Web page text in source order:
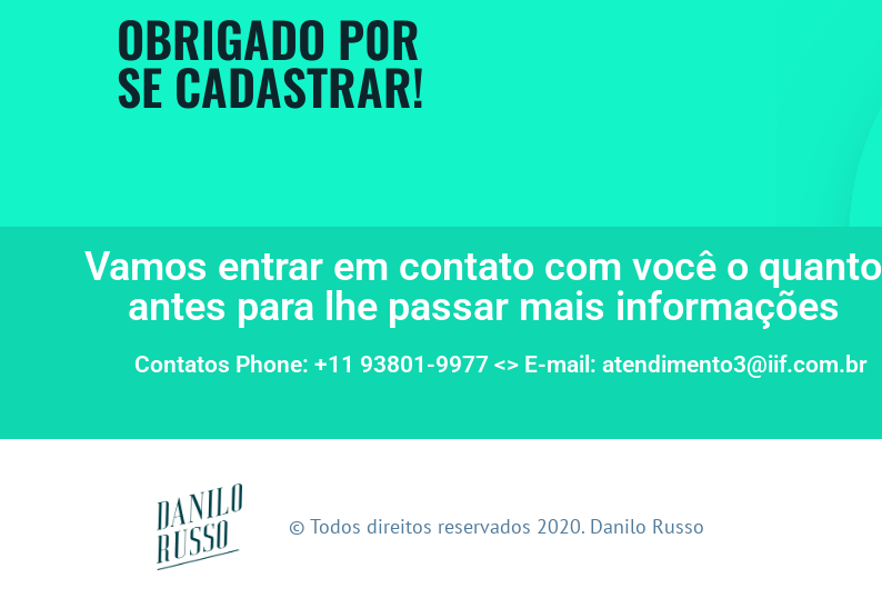
OBRIGADO P0R
SE CADASTRAR!
Vamos entrar em contato com você o quanto
antes para lhe passar mais informações
Contatos Phone: +11 93801-9977 <> E-mail: atendimento3@iif.com.br
© Todos direitos reservados 2020. Danilo Russo